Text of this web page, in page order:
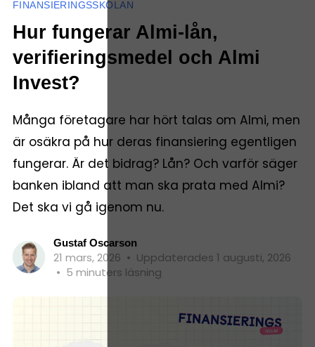
FINANSIERINGSSKOLAN
Hur fungerar Almi-lån,
verifieringsmedel och Almi
Invest?
Många företagare har hört talas om Almi, men
är osäkra på hur deras finansiering egentligen
fungerar. Är det bidrag? Lån? Och varför säger
banken ibland att man ska prata med Almi?
Det ska vi gå igenom nu.
Gustaf Oscarson
21 mars, 2026 • Uppdaterades 1 augusti, 2026
• 5 minuters läsning